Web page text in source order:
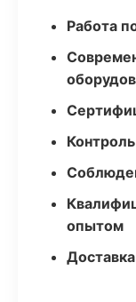
Работа
опытом